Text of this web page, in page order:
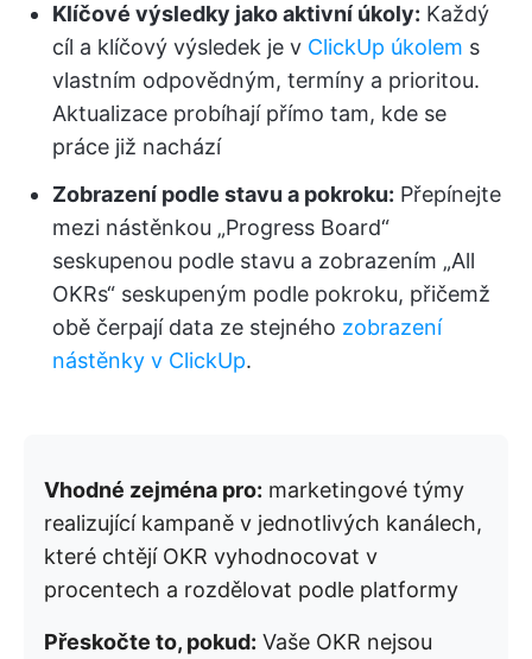
Klíčové výsledky jako aktivní úkoly: Každý
cíl a klíčový výsledek je v ClickUp úkolem s
vlastním odpovědným, termíny a prioritou.
Aktualizace probíhají přímo tam, kde se
práce již nachází
Zobrazení podle stavu a pokroku: Přepínejte
mezi nástěnkou „Progress Board“
seskupenou podle stavu a zobrazením „All
OKRs“ seskupeným podle pokroku, přičemž
obě čerpají data ze stejného zobrazení
nástěnky v ClickUp.
Vhodné zejména pro: marketingové týmy
realizující kampaně v jednotlivých kanálech,
které chtějí OKR vyhodnocovat v
procentech a rozdělovat podle platformy
Přeskočte to, pokud: Vaše OKR nejsou